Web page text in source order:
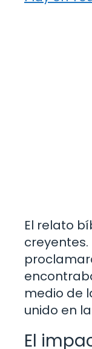
El relato
creyentes.
medio de
unido en
El